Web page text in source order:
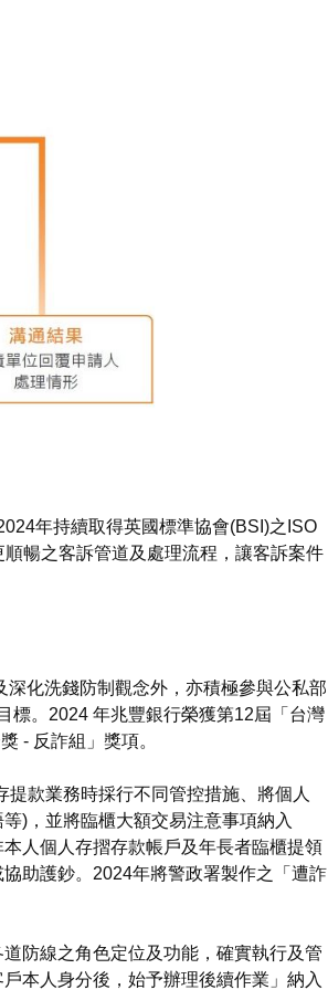
年持續取得英國標準協會(BSI)之ISO
暢之客訴管道及處理流程，讓客訴案件
化洗錢防制觀念外，亦積極參與公私部
標。2024 年兆豐銀行榮獲第12屆「台灣
- 反詐組」獎項。
款業務時採行不同管控措施、將個人
)，並將臨櫃大額交易注意事項納入
人個人存摺存款帳戶及年長者臨櫃提領
助護鈔。2024年將警政署製作之「遭詐
防線之角色定位及功能，確實執行及管
本人身分後，始予辦理後續作業」納入